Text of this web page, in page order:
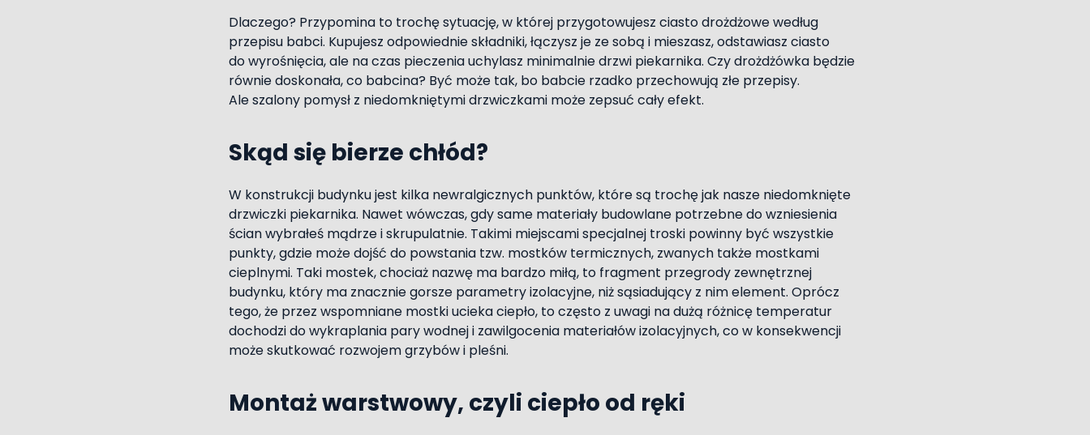
Dlaczego? Przypomina to trochę sytuację, w której przygotowujesz ciasto drożdżowe według
przepisu babci. Kupujesz odpowiednie składniki, łączysz je ze sobą i mieszasz, odstawiasz ciasto
do wyrośnięcia, ale na czas pieczenia uchylasz minimalnie drzwi piekarnika. Czy drożdżówka będzie
równie doskonała, co babcina? Być może tak, bo babcie rzadko przechowują złe przepisy.
Ale szalony pomysł z niedomkniętymi drzwiczkami może zepsuć cały efekt.
Skąd się bierze chłód?
W konstrukcji budynku jest kilka newralgicznych punktów, które są trochę jak nasze niedomknięte
drzwiczki piekarnika. Nawet wówczas, gdy same materiały budowlane potrzebne do wzniesienia
ścian wybrałeś mądrze i skrupulatnie. Takimi miejscami specjalnej troski powinny być wszystkie
punkty, gdzie może dojść do powstania tzw. mostków termicznych, zwanych także mostkami
cieplnymi. Taki mostek, chociaż nazwę ma bardzo miłą, to fragment przegrody zewnętrznej
budynku, który ma znacznie gorsze parametry izolacyjne, niż sąsiadujący z nim element. Oprócz
tego, że przez wspomniane mostki ucieka ciepło, to często z uwagi na dużą różnicę temperatur
dochodzi do wykraplania pary wodnej i zawilgocenia materiałów izolacyjnych, co w konsekwencji
może skutkować rozwojem grzybów i pleśni.
Montaż warstwowy, czyli ciepło od ręki